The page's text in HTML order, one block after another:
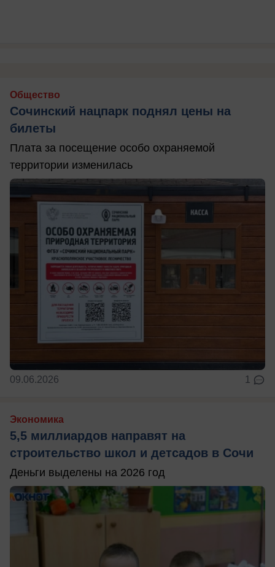
Общество
Сочинский нацпарк поднял цены на
билеты
Плата за посещение особо охраняемой
территории изменилась
09.06.2026 1
Экономика
5,5 миллиардов направят на
строительство школ и детсадов в Сочи
Деньги выделены на 2026 год